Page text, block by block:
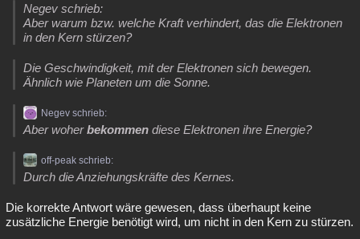
Negev schrieb:
Aber warum bzw. welche Kraft verhindert, das die Elektronen
in den Kern stürzen?
Die Geschwindigkeit, mit der Elektronen sich bewegen.
Ähnlich wie Planeten um die Sonne.
Negev schrieb:
Aber woherbekommen diese Elektronen ihre Energie?
off-peak schrieb:
Durch die Anziehungskräfte des Kernes.
Die korrekte Antwort wäre gewesen, dass überhaupt keine
zusätzliche Energie benötigt wird, um nicht in den Kern zu stürzen.